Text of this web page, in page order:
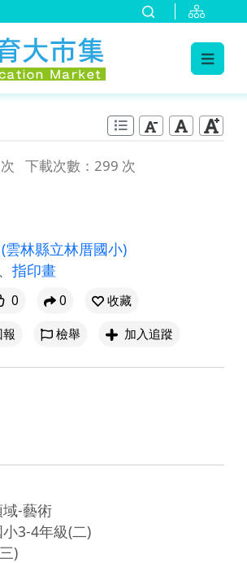
下載次數：299 次
(雲林縣立林厝國小)
、 指印畫
0 0
收藏
檢舉 加入追蹤
-藝術
3-4年級(二)
)